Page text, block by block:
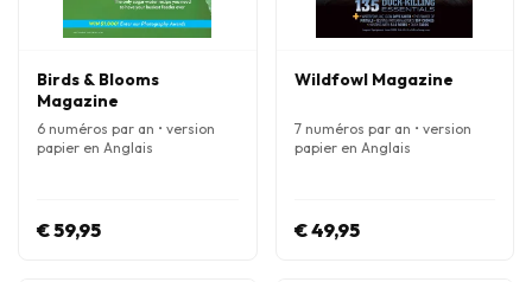
Birds & Blooms
Magazine
6 numéros par an • version
papier en Anglais
€ 59,95
Wildfowl Magazine
7 numéros par an • version
papier en Anglais
€ 49,95